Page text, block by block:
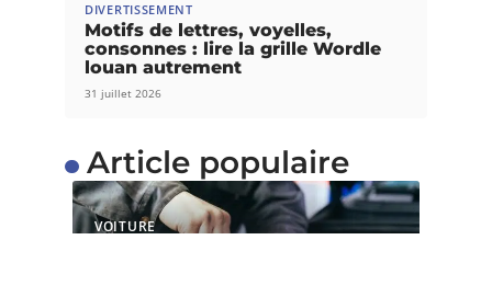
DIVERTISSEMENT
Motifs de lettres, voyelles,
consonnes : lire la grille Wordle
louan autrement
31 juillet 2026
Article populaire
VOITURE